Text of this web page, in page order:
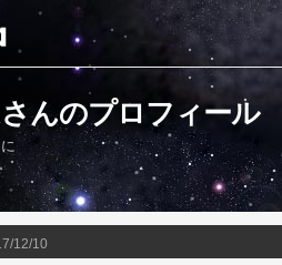
んのプロフィール
12/10